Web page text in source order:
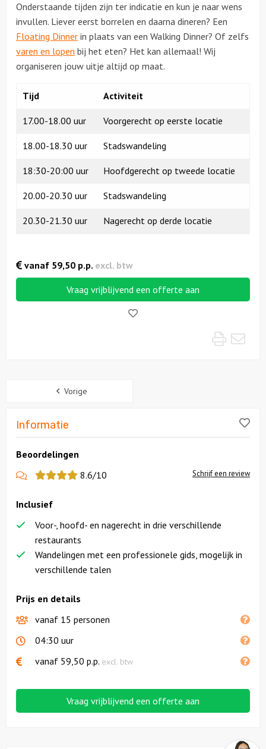
Feesten
Themafeesten
Dinnershows
Onderstaande tijden zijn ter indicatie en kun je naar wens
invullen. Liever eerst borrelen en daarna dineren? Een
Floating Dinner in plaats van een Walking Dinner? Of zelfs
varen en lopen bij het eten? Het kan allemaal! Wij
organiseren jouw uitje altijd op maat.
Tijd Activiteit
17.00-18.00 uur Voorgerecht op eerste locatie
18.00-18.30 uur Stadswandeling
18:30-20:00 uur Hoofdgerecht op tweede locatie
20.00-20.30 uur Stadswandeling
20.30-21.30 uur Nagerecht op derde locatie
Vraag vrijblijvend een offerte aan
Like!
vanaf 59,50 p.p. excl. btw
Print
Vorige
Informatie
Beoordelingen
8.6/10
Schrijf een review
Prijs en details
vanaf 15 personen
04:30 uur
vanaf 59,50 p.p. excl. btw
Inclusief
Voor-, hoofd- en nagerecht in drie verschillende
restaurants
Wandelingen met een professionele gids, mogelijk in
verschillende talen
Vraag vrijblijvend een offerte aan